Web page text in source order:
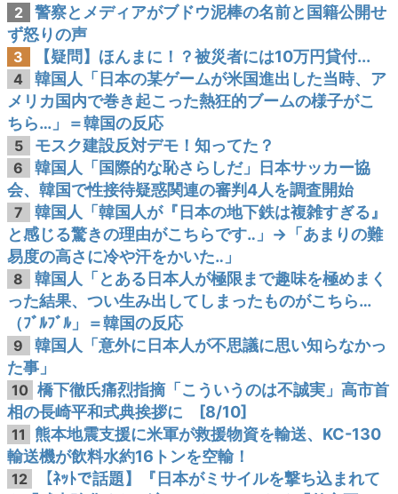
2
警察とメディアがブドウ泥棒の名前と国籍公開せ
ず怒りの声
3 【疑問】ほんまに！？被災者には10万円貸付...
4
韓国人「日本の某ゲームが米国進出した当時、ア
メリカ国内で巻き起こった熱狂的ブームの様子がこ
ちら…」＝韓国の反応
5 モスク建設反対デモ！知ってた？
6
韓国人「国際的な恥さらしだ」日本サッカー協
会、韓国で性接待疑惑関連の審判4人を調査開始
7
韓国人「韓国人が『日本の地下鉄は複雑すぎる』
と感じる驚きの理由がこちらです‥」→「あまりの難
易度の高さに冷や汗をかいた‥」
8
韓国人「とある日本人が極限まで趣味を極めまく
った結果、つい生み出してしまったものがこちら…
（ﾌﾞﾙﾌﾞﾙ」＝韓国の反応
9
韓国人「意外に日本人が不思議に思い知らなかっ
た事」
10 橋下徹氏痛烈指摘「こういうのは不誠実」高市首
相の長崎平和式典挨拶に [8/10]
11
熊本地震支援に米軍が救援物資を輸送、KC-130
輸送機が飲料水約16トンを空輸！
12
【ﾈｯﾄで話題】『日本がミサイルを撃ち込まれて